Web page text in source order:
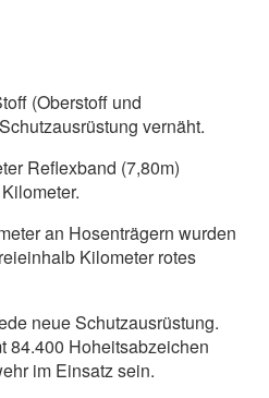
(Oberstoff und
vernäht.
Reflexband (7,80m)
an Hosenträgern wurden
Kilometer rotes
neue Schutzausrüstung.
84.400 Hoheitsabzeichen
im Einsatz sein.